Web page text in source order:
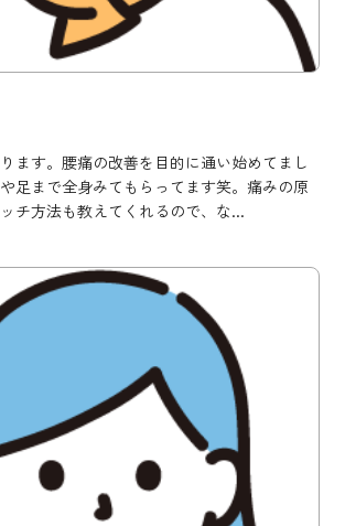
ます。腰痛の改善を目的に通い始めてまし
足まで全身みてもらってます笑。痛みの原
チ方法も教えてくれるので、な...